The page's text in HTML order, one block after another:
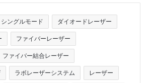
37dBm
SM-B
シングルモード ダイオードレーザー
ファイバーレーザー
ファイバー結合レーザー
ラボレーザーシステム レーザー